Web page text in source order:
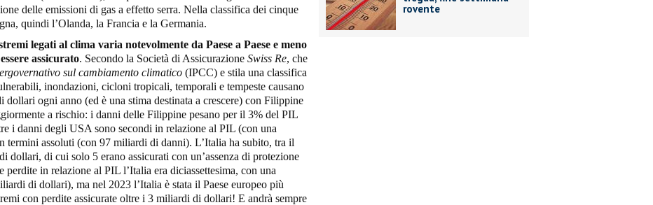
delle emissioni di gas a effetto serra. Nella classifica dei cinque
quindi l’Olanda, la Francia e la Germania.
legati al clima varia notevolmente da Paese a Paese e meno
assicurato. Secondo la Società di Assicurazione Swiss Re, che
sul cambiamento climatico (IPCC) e stila una classifica
inondazioni, cicloni tropicali, temporali e tempeste causano
ogni anno (ed è una stima destinata a crescere) con Filippine
a rischio: i danni delle Filippine pesano per il 3% del PIL
i danni degli USA sono secondi in relazione al PIL (con una
termini assoluti (con 97 miliardi di danni). L’Italia ha subito, tra il
dollari, di cui solo 5 erano assicurati con un’assenza di protezione
perdite in relazione al PIL l’Italia era diciassettesima, con una
di dollari), ma nel 2023 l’Italia è stata il Paese europeo più
con perdite assicurate oltre i 3 miliardi di dollari! E andrà sempre
rovente